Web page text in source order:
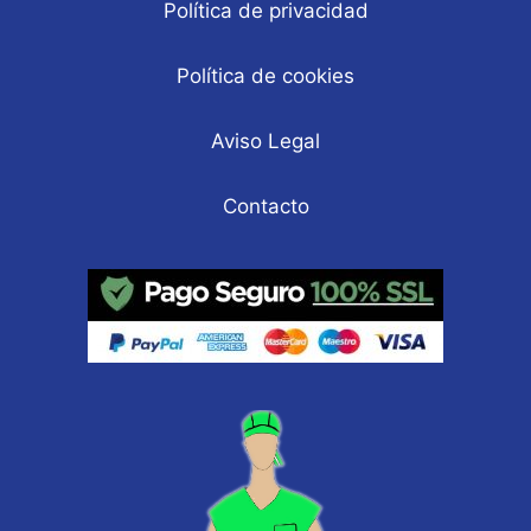
Política de privacidad
Política de cookies
Aviso Legal
Contacto